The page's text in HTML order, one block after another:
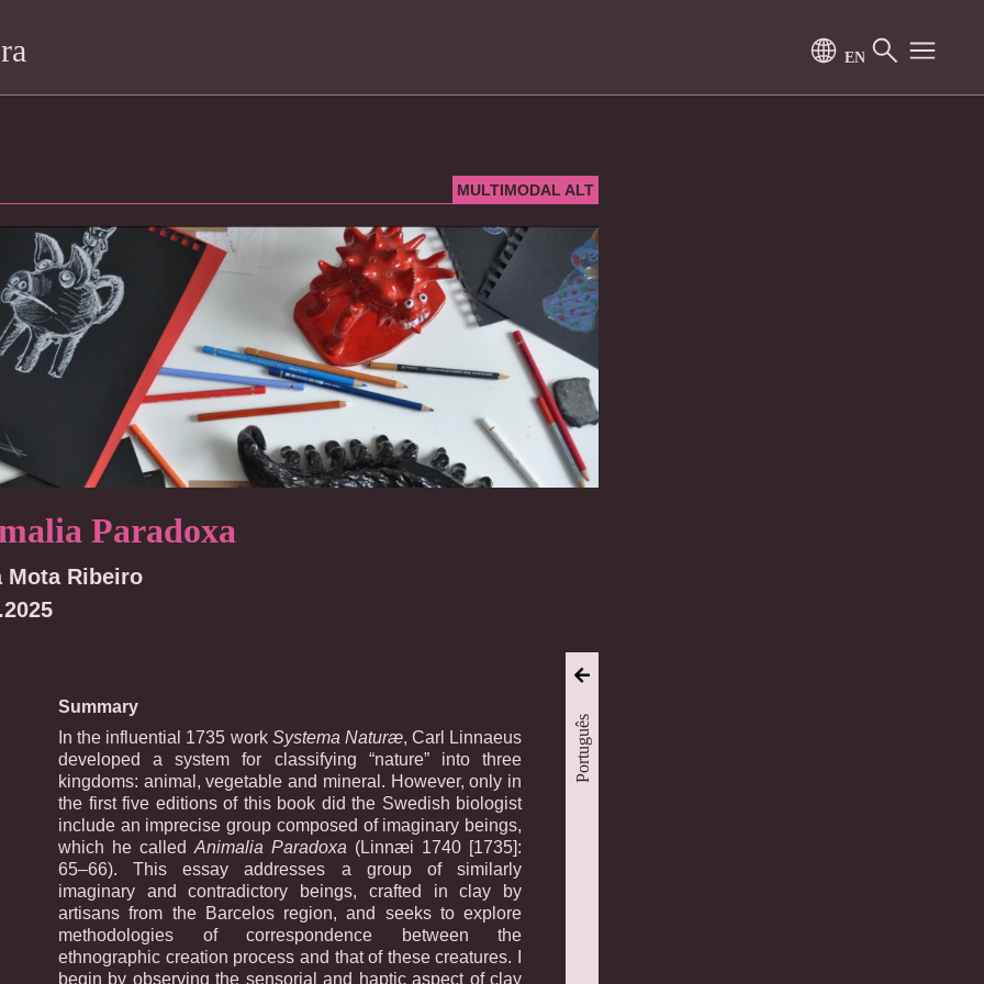
MULTIMODAL ALT
Paradoxa
Mota Ribeiro
Summary
In the influential 1735 work Systema Naturæ, Carl Linnaeus
developed a system for classifying “nature” into three
kingdoms: animal, vegetable and mineral. However, only in
the first five editions of this book did the Swedish biologist
include an imprecise group composed of imaginary beings,
which he called Animalia Paradoxa (Linnæi 1740 [1735]:
65–66). This essay addresses a group of similarly
imaginary and contradictory beings, crafted in clay by
artisans from the Barcelos region, and seeks to explore
methodologies of correspondence between the
ethnographic creation process and that of these creatures. I
begin by observing the sensorial and haptic aspect of clay
Português